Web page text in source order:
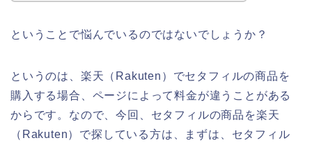
ということで悩んでいるのではないでしょうか？
というのは、楽天（Rakuten）でセタフィルの商品を
購入する場合、ページによって料金が違うことがある
からです。なので、今回、セタフィルの商品を楽天
（Rakuten）で探している方は、まずは、セタフィル